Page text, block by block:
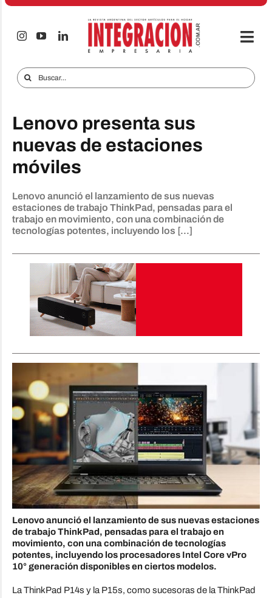
Saltar
Audio & TV
iTECNO
Celulares
Informes Especiales
Anuncie
Contacto
Buscar:
Lenovo presenta sus
nuevas de estaciones
móviles
Lenovo anunció el lanzamiento de sus nuevas
estaciones de trabajo ThinkPad, pensadas para el
trabajo en movimiento, con una combinación de
tecnologías potentes, incluyendo los [...]
Lenovo anunció el lanzamiento de sus nuevas estaciones
de trabajo ThinkPad, pensadas para el trabajo en
movimiento, con una combinación de tecnologías
potentes, incluyendo los procesadores Intel Core vPro
10° generación disponibles en ciertos modelos.
La ThinkPad P14s y la P15s, como sucesoras de la ThinkPad